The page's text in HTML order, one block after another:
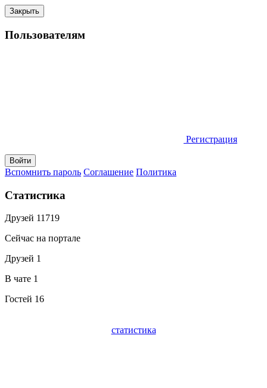
Закрыть
Пользователям
Регистрация
Вспомнить пароль Соглашение Политика
Статистика
Друзей 11719
Сейчас на портале
Друзей 1
В чате 1
Гостей 16
статистика